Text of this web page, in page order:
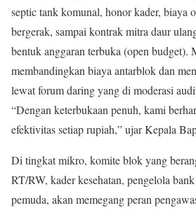
septic tank komunal, honor kader, biaya
bergerak, sampai kontrak mitra daur
bentuk anggaran terbuka (open budget).
membandingkan biaya antarblok dan
lewat forum daring yang di moderasi
“Dengan keterbukaan penuh, kami
efektivitas setiap rupiah,” ujar Kepala
Di tingkat mikro, komite blok yang
RT/RW, kader kesehatan, pengelola
pemuda, akan memegang peran